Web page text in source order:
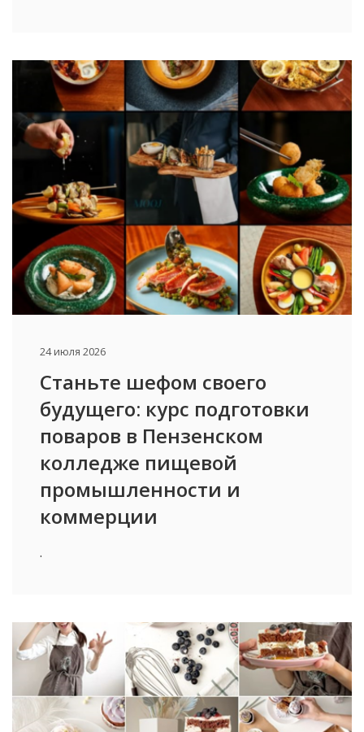
24 июля 2026
Станьте шефом своего
будущего: курс подготовки
поваров в Пензенском
колледже пищевой
промышленности и
коммерции
.